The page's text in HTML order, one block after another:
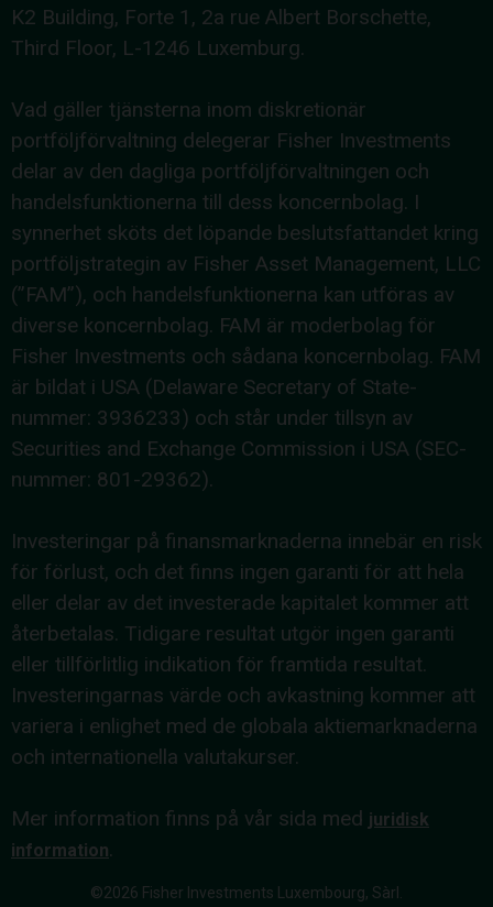
K2 Building, Forte 1, 2a rue Albert Borschette,
Third Floor, L-1246 Luxemburg.
Vad gäller tjänsterna inom diskretionär
portföljförvaltning delegerar Fisher Investments
delar av den dagliga portföljförvaltningen och
handelsfunktionerna till dess koncernbolag. I
synnerhet sköts det löpande beslutsfattandet kring
portföljstrategin av Fisher Asset Management, LLC
(”FAM”), och handelsfunktionerna kan utföras av
diverse koncernbolag. FAM är moderbolag för
Fisher Investments och sådana koncernbolag. FAM
är bildat i USA (Delaware Secretary of State-
nummer: 3936233) och står under tillsyn av
Securities and Exchange Commission i USA (SEC-
nummer: 801-29362).
Investeringar på finansmarknaderna innebär en risk
för förlust, och det finns ingen garanti för att hela
eller delar av det investerade kapitalet kommer att
återbetalas. Tidigare resultat utgör ingen garanti
eller tillförlitlig indikation för framtida resultat.
Investeringarnas värde och avkastning kommer att
variera i enlighet med de globala aktiemarknaderna
och internationella valutakurser.
Mer information finns på vår sida med juridisk
information.
©2026 Fisher Investments Luxembourg, Sàrl.